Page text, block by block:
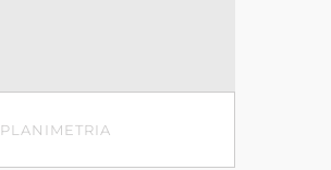
PLANIMETRIA